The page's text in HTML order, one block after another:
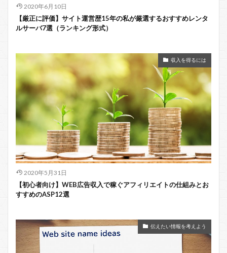
2020年6月10日
【厳正に評価】サイト運営歴15年の私が厳選するおすすめレンタ
ルサーバ7選（ランキング形式）
収入を得るには
2020年5月31日
【初心者向け】WEB広告収入で稼ぐアフィリエイトの仕組みとお
すすめのASP12選
伝えたい情報を考えよう